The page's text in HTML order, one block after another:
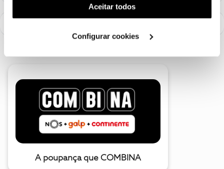
(cookies de publicidade personalizada). Pode gerir a
utilização dos cookies clicando em "Configurar
Aceitar todos
Configurar cookies
A poupança que COMBINA